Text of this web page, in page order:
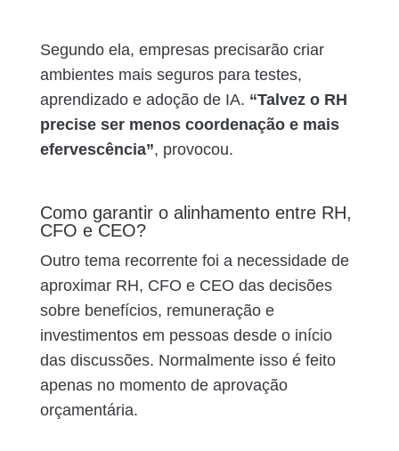
Segundo ela, empresas precisarão criar
ambientes mais seguros para testes,
aprendizado e adoção de IA. “Talvez o RH
precise ser menos coordenação e mais
efervescência”, provocou.
Como garantir o alinhamento entre RH,
CFO e CEO?
Outro tema recorrente foi a necessidade de
aproximar RH, CFO e CEO das decisões
sobre benefícios, remuneração e
investimentos em pessoas desde o início
das discussões. Normalmente isso é feito
apenas no momento de aprovação
orçamentária.